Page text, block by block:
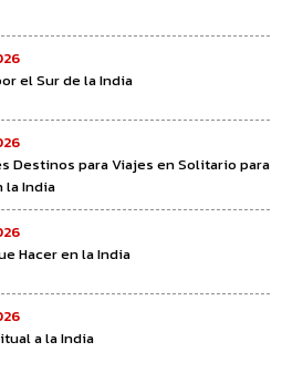
el Sur de la India
Destinos para Viajes en Solitario para
la India
Hacer en la India
a la India